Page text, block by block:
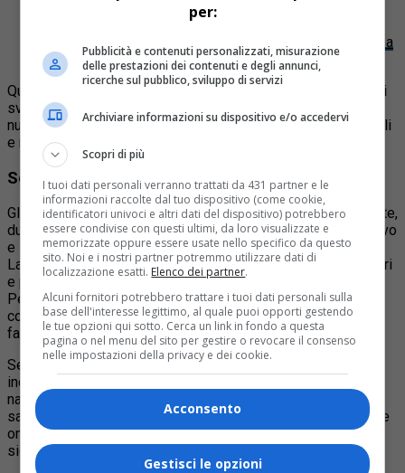
Sul lago di Viverone durante una gita in barca
una 60enne cade in acqua e viene ferita dalle eliche
Lago d’Orta: giovane 17enne muore annegato a
Pettenasco
Quel pomeriggio, che avrebbe dovuto essere una giornata di
svago, si trasformò in tragedia: Anisa, che non sapeva
nuotare, entrò nelle acque torbide del biolago senza braccioli
e non riuscì più a risalire.
Sei indagati, accuse di omicidio colposo e falso
Gli indagati sono: il gestore del biolago, il parroco di Demonte,
due animatrici (la coordinatrice responsabile del centro estivo
e la referente degli animatori), il responsabile dell’Ufficio
Lavori Pubblici del Comune di Caraglio e il direttore dei lavori
e progettista del Bioparco.
Per tuttil’accusa è di omicidio colposo; al responsabile
comunale e al progettista viene contestato anche il reato di
falso in atto pubblico.
Secondo la ricostruzione del pubblico ministero, la bambina
indossava un braccialetto arancione, simbolo di abilità
natatoria, pur non sapendo nuotare. A consegnarglielo
sarebbe stata la coordinatrice del centro estivo, che avrebbe
omesso di spiegare chiaramente agli altri animatori il
significato dei diversi colori.
per:
Pubblicità e contenuti personalizzati, misurazione
delle prestazioni dei contenuti e degli annunci,
ricerche sul pubblico, sviluppo di servizi
Archiviare informazioni su dispositivo e/o accedervi
Scopri di più
I tuoi dati personali verranno trattati da 431 partner e le
informazioni raccolte dal tuo dispositivo (come cookie,
identificatori univoci e altri dati del dispositivo) potrebbero
essere condivise con questi ultimi, da loro visualizzate e
memorizzate oppure essere usate nello specifico da questo
sito. Noi e i nostri partner potremmo utilizzare dati di
localizzazione esatti. Elenco dei partner.
Alcuni fornitori potrebbero trattare i tuoi dati personali sulla
base dell'interesse legittimo, al quale puoi opporti gestendo
le tue opzioni qui sotto. Cerca un link in fondo a questa
pagina o nel menu del sito per gestire o revocare il consenso
nelle impostazioni della privacy e dei cookie.
Acconsento
Gestisci le opzioni